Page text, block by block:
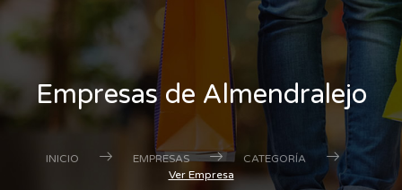
Empresas de Almendralejo
INICIO EMPRESAS
CATEGORÍA
Ver Empresa